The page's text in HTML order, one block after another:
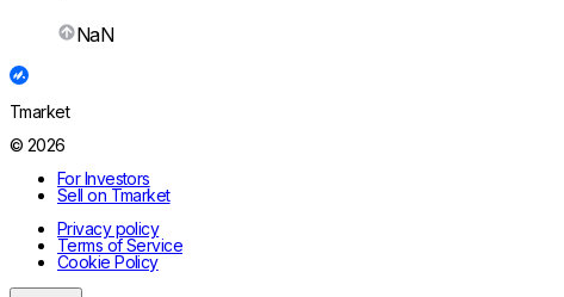
NaN
Tmarket
© 2026
For Investors
Sell on Tmarket
Privacy policy
Terms of Service
Cookie Policy